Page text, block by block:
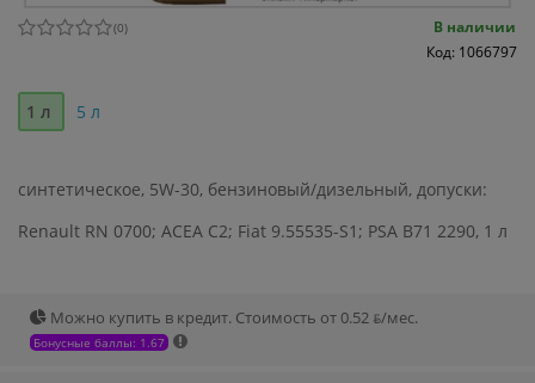
(0)
В наличии
Код: 1066797
1 л 5 л
синтетическое, 5W-30, бензиновый/дизельный, допуски:
Renault RN 0700; ACEA C2; Fiat 9.55535-S1; PSA B71 2290, 1 л
Можно купить в кредит. Стоимость от 0.52 ƃ/мec.
Бонусные баллы: 1.67